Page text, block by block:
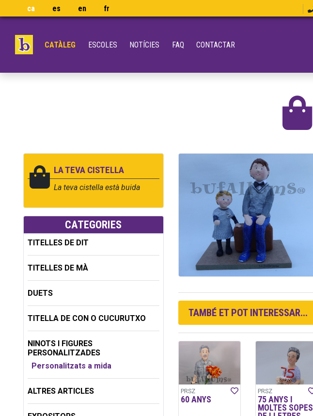
ca es en fr
CATÀLEG ESCOLES NOTÍCIES FAQ CONTACTAR
LA TEVA CISTELLA
La teva cistella està buida
CATEGORIES
TITELLES DE DIT
TITELLES DE MÀ
DUETS
TITELLA DE CON O CUCURUTXO
NINOTS I FIGURES
PERSONALITZADES
Personalitzats a mida
ALTRES ARTICLES
TAMBÉ ET POT INTERESSAR...
PRSZ
60 ANYS
PRSZ
75 ANYS I
MOLTES SOPES